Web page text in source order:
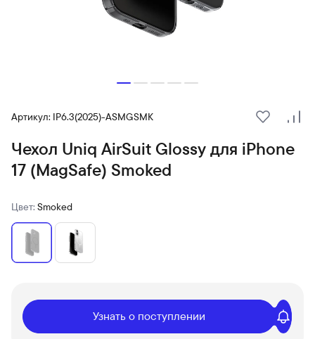
Артикул: IP6.3(2025)-ASMGSMK
В
Чехол Uniq AirSuit Glossy для iPhone
17 (MagSafe) Smoked
Цвет: Smoked
Узнать о поступлении